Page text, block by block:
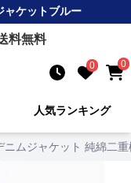
ャケットブルー
料無料
0 0
人気ランキング
ニムジャケット 純綿二